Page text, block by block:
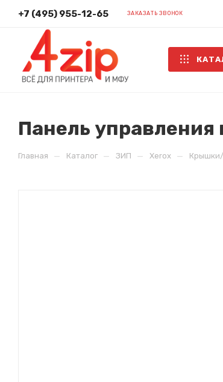
+7 (495) 955-12-65 ЗАКАЗАТЬ ЗВОНОК
Панель управления
Главная — Каталог — ЗИП — Xerox —